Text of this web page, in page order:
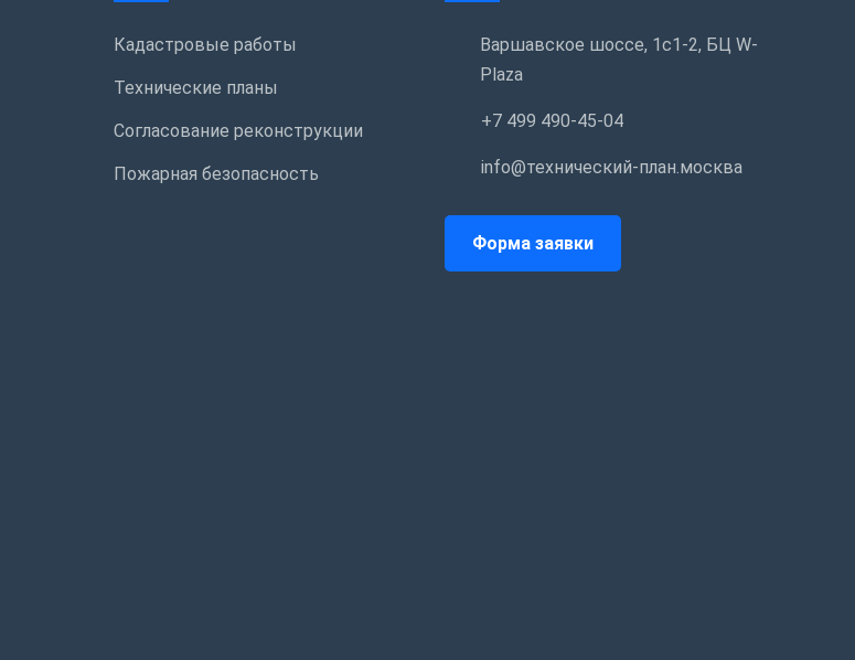
Кадастровые работы
Технические планы
Согласование реконструкции
Пожарная безопасность
Варшавское шоссе, 1с1-2, БЦ W-
Plaza
+7 499 490-45-04
info@технический-план.москва
Форма заявки